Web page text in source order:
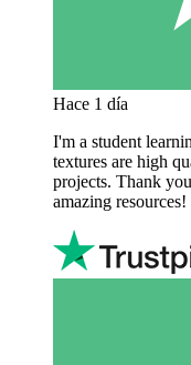
Hace 1 día
I'm a student
textures are high
projects. Thank
amazing resources!